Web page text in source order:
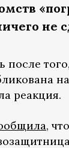
не
после
реакция.
,